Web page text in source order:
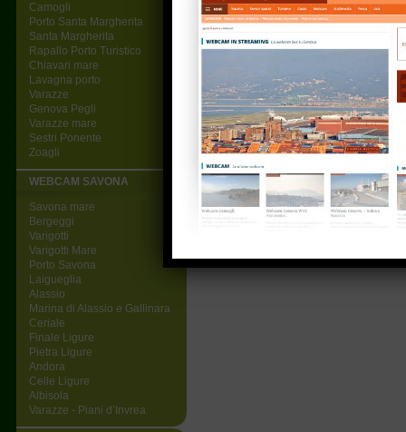
Camogli
Porto Santa Margherita
Santa Margherita
Rapallo Porto Turistico
Chiavari mare
Lavagna porto
Varazze
Genova Pegli
Varazze mare
Sestri Ponente
Zoagli
WEBCAM SAVONA
Savona mare
Bergeggi
Varigotti
Varigotti Mare
Porto Savona
Laigueglia
Alassio
Marina di Alassio e Gallinara
Ceriale
Finale Ligure
Pietra Ligure
Andora
Celle Ligure
Albisola
Varazze - Piani d’Invrea